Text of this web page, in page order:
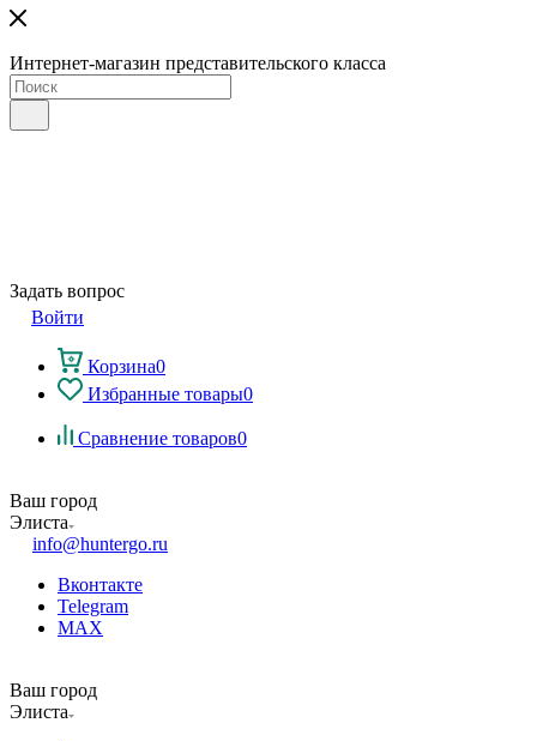
Интернет-магазин представительского класса
Задать вопрос
Войти
Корзина0
Избранные товары0
Сравнение товаров0
Ваш город
Элиста
info@huntergo.ru
Вконтакте
Telegram
MAX
Ваш город
Элиста